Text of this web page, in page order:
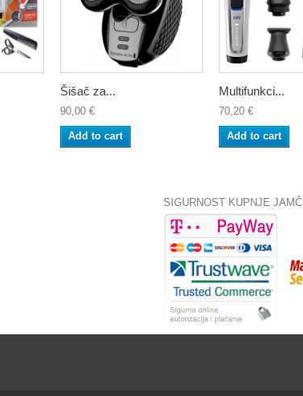
Šišač za...
90,00 €
Add to cart
Multifunkci...
70,20 €
Add to cart
SIGURNOST KUPNJE JAMČI